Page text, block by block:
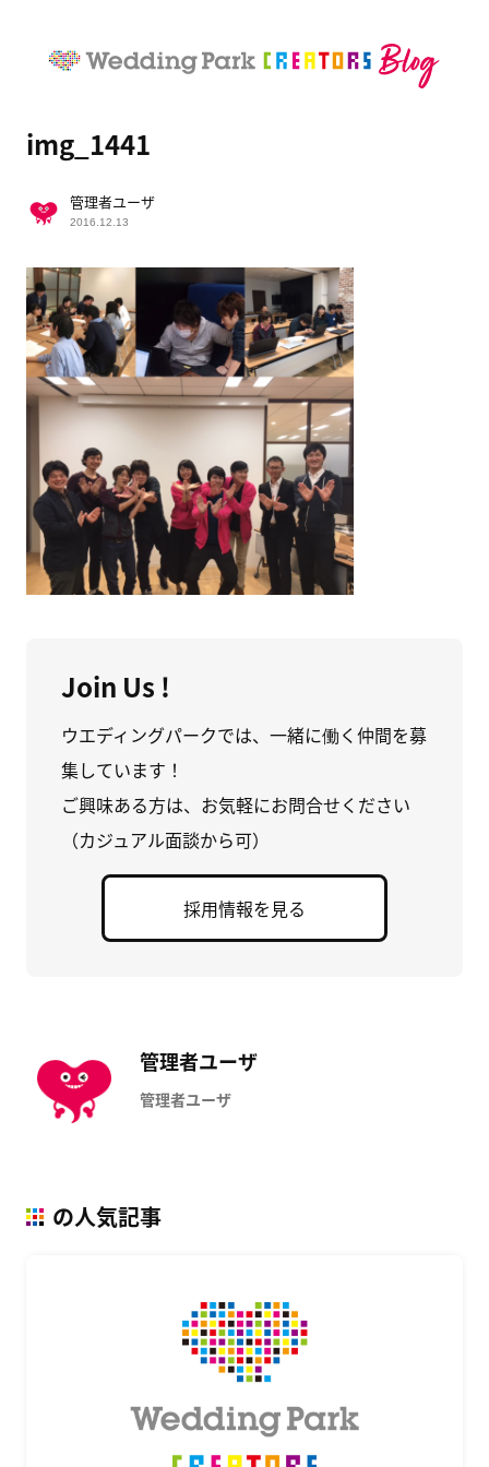
img_1441
管理者ユーザ
2016.12.13
Join Us !
ウエディングパークでは、一緒に働く仲間を募
集しています！
ご興味ある方は、お気軽にお問合せください
（カジュアル面談から可）
採用情報を見る
管理者ユーザ
管理者ユーザ
の人気記事